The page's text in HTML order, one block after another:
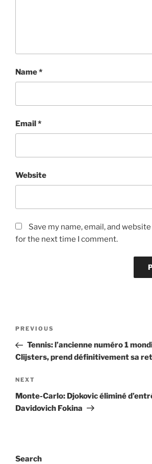
Name*
Email*
Website
Save my name, email, and
for the next time I comment.
Previous
Post
PREVIOUS
Tennis: l’ancienne numéro 1
Clijsters, prend définitivement sa
Next
Post
NEXT
Monte-Carlo: Djokovic éliminé
Davidovich Fokina
Search